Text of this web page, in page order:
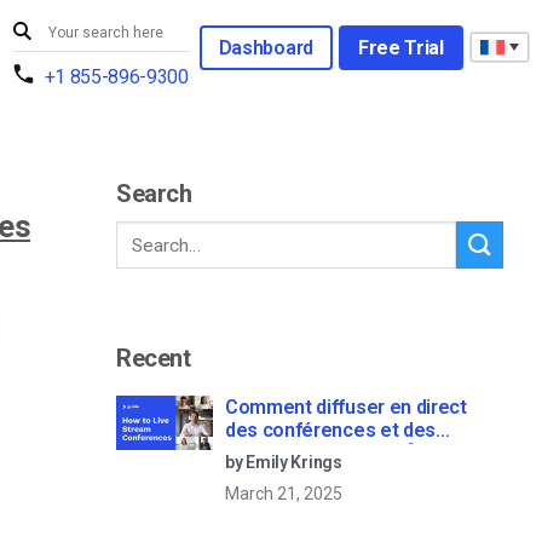
+1 855-896-9300
Dashboard Free Trial
Search
Recent
Comment diffuser en direct
des conférences et des
réunions virtuelles ? [2021
Update]
by Emily Krings
March 21, 2025